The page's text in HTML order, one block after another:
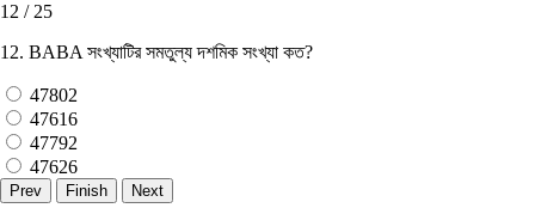
12 / 25
12. BABA সংখ্যাটির সমতুল্য দশমিক সংখ্যা কত?
47802
47616
47792
47626